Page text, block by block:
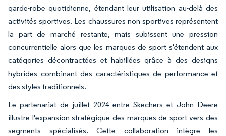
garde-robe quotidienne, étendant leur utilisation au-delà des
activités sportives. Les chaussures non sportives représentent
la part de marché restante, mais subissent une pression
concurrentielle alors que les marques de sport s'étendent aux
catégories décontractées et habillées grâce à des designs
hybrides combinant des caractéristiques de performance et
des styles traditionnels.
Le partenariat de juillet 2024 entre Skechers et John Deere
illustre l'expansion stratégique des marques de sport vers des
segments spécialisés. Cette collaboration intègre les